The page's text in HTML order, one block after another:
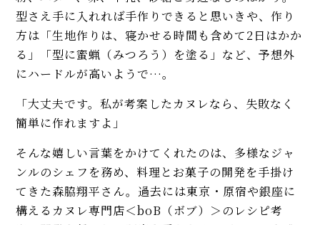
型さえ手に入れれば手作りできると思いきや、作り
方は「生地作りは、寝かせる時間も含めて2日はかか
る」「型に蜜蝋（みつろう）を塗る」など、予想外
にハードルが高いようで…。
「大丈夫です。私が考案したカヌレなら、失敗なく
簡単に作れますよ」
そんな嬉しい言葉をかけてくれたのは、多様なジャ
ンルのシェフを務め、料理とお菓子の開発を手掛け
てきた森脇翔平さん。過去には東京・原宿や銀座に
構えるカヌレ専門店＜boB（ボブ）＞のレシピ考
の2タイプを紹介！
【簡単】人気の柚子レシピ3品
（ジャム、柚子大根、柚子味
噌）で香りを丸ごとたっぷり堪
能！
MORE